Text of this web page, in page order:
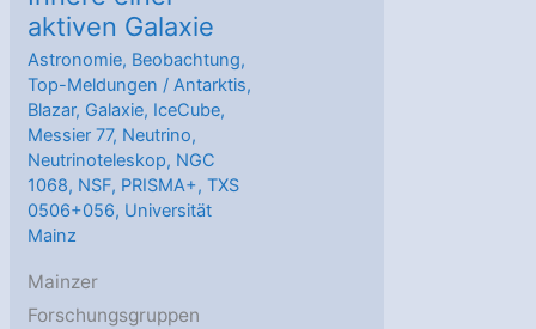
aktiven Galaxie
Astronomie, Beobachtung,
Top-Meldungen /Antarktis,
Blazar, Galaxie, IceCube,
Messier 77, Neutrino,
Neutrinoteleskop, NGC
1068, NSF, PRISMA+,TXS
0506+056, Universität
Mainz
Mainzer
Forschungsgruppen